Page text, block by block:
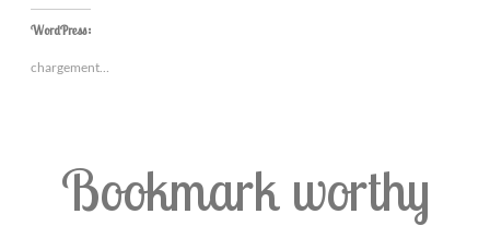
WordPress:
chargement…
Bookmark worthy